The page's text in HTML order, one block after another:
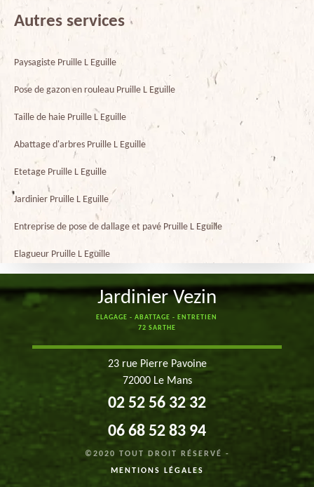
Autres services
Paysagiste Pruille L Eguille
Pose de gazon en rouleau Pruille L Eguille
Taille de haie Pruille L Eguille
Abattage d'arbres Pruille L Eguille
Etetage Pruille L Eguille
Jardinier Pruille L Eguille
Entreprise de pose de dallage et pavé Pruille L Eguille
Elagueur Pruille L Eguille
Jardinier Vezin
ELAGAGE - ABATTAGE - ENTRETIEN
72 SARTHE
23 rue Pierre Pavoine
72000 Le Mans
02 52 56 32 32
06 68 52 83 94
©2020 TOUT DROIT RÉSERVÉ -
MENTIONS LÉGALES